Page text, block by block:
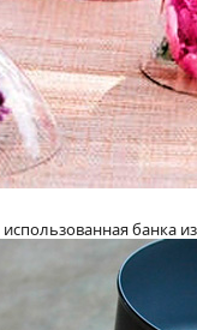
использованная банка